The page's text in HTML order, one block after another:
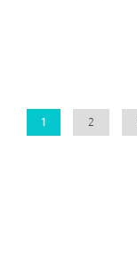
Page
1 Page
2